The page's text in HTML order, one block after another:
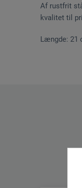
Af rustfrit
kvalitet til
Længde: 21